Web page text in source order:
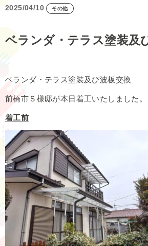
2025/04/10 その他
ベランダ・テラス塗装及
ベランダ・テラス塗装及び波板交換
前橋市Ｓ様邸が本日着工いたしました。
着工前